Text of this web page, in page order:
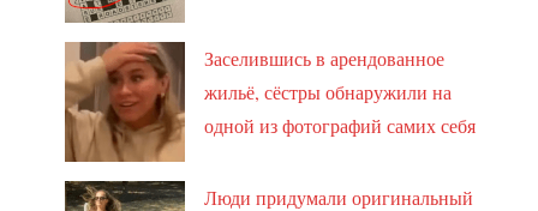
Заселившись в арендованное
жильё, сёстры обнаружили на
одной из фотографий самих себя
Люди придумали оригинальный